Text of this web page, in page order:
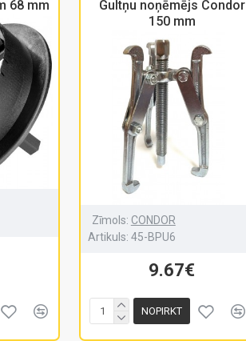
68 mm
Gultņu noņēmējs Condor
150 mm
Zīmols: CONDOR
Artikuls: 45-BPU6
9.67€
NOPIRKT